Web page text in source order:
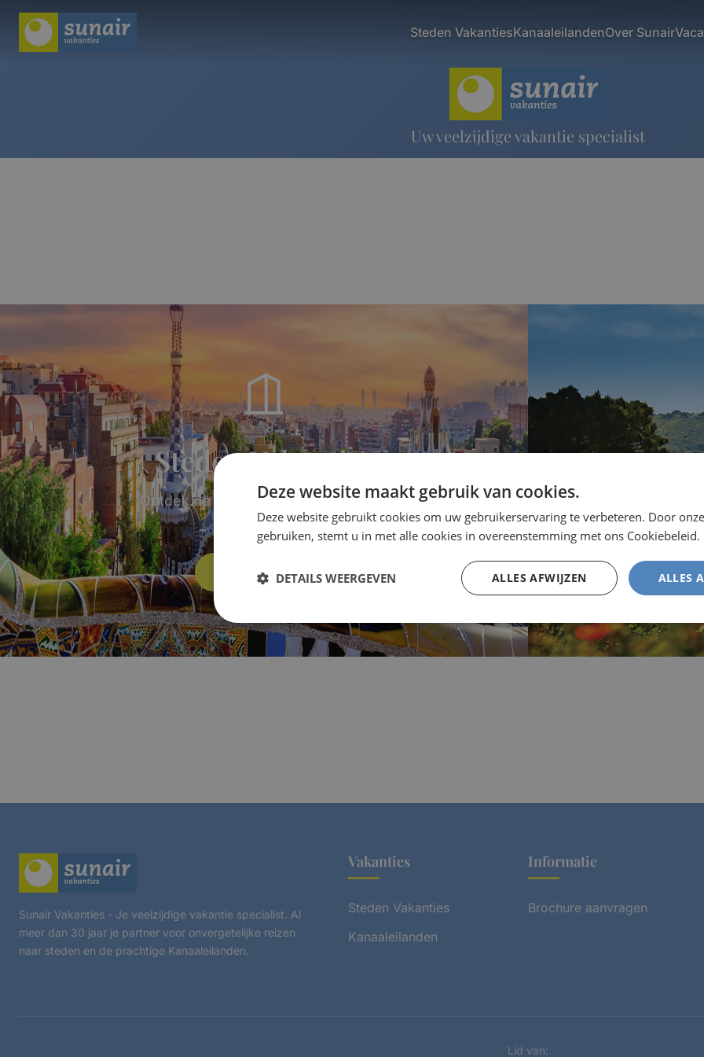
Steden VakantiesKanaaleilandenOver Sunair
Uw veelzijdige vakantie specialist
Steden Vakanties
Ontdek de mooiste Europese steden
met Sunair
Bekijk aanbod
Sunair Vakanties - Je veelzijdige vakantie specialist. Al
meer dan 30 jaar je partner voor onvergetelijke reizen
naar steden en de prachtige Kanaaleilanden.
Vakanties
Steden Vakanties
Kanaaleilanden
Informatie
Brochure aanvragen
Lid van:
Deze website maakt gebruik van cookies.
Deze website gebruikt cookies om uw gebruikerservaring te verbeteren. Door
gebruiken, stemt u in met alle cookies in overeenstemming met ons Cookiebeleid.
ALLES
ALLES AFWIJZEN
DETAILS WEERGEVEN